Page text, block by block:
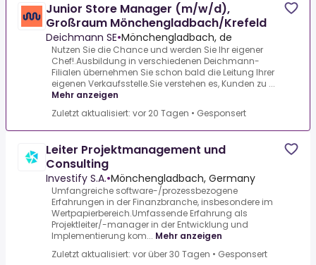
Junior Store Manager (m/w/d),
Großraum Mönchengladbach/Krefeld
Deichmann SE•Mönchengladbach, de
Nutzen Sie die Chance und werden Sie Ihr eigener
Chef!.Ausbildung in verschiedenen Deichmann-
Filialen übernehmen Sie schon bald die Leitung Ihrer
eigenen Verkaufsstelle.Sie verstehen es, Kunden zu ...
Mehr anzeigen
Zuletzt aktualisiert: vor 20 Tagen • Gesponsert
Leiter Projektmanagement und
Consulting
Investify S.A.•Mönchengladbach, Germany
Umfangreiche software-/prozessbezogene
Erfahrungen in der Finanzbranche, insbesondere im
Wertpapierbereich.Umfassende Erfahrung als
Projektleiter/-manager in der Entwicklung und
Implementierung kom... Mehr anzeigen
Zuletzt aktualisiert: vor über 30 Tagen • Gesponsert